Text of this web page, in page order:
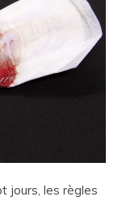
jours, les règles